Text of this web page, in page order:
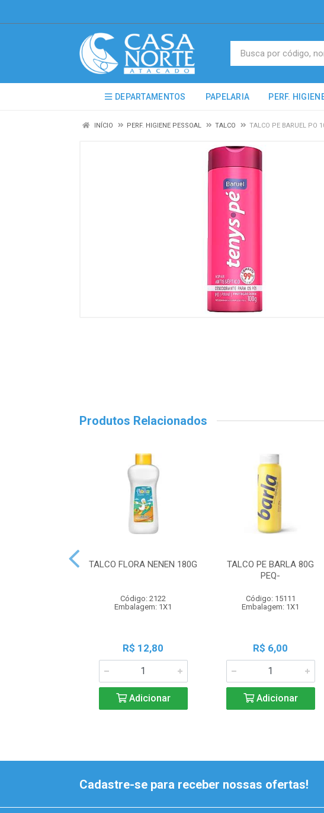
DEPARTAMENTOS PAPELARIA PERF.
INÍCIO PERF. HIGIENE PESSOAL TALCO TALCO PE BARUEL PO
Produtos Relacionados
TALCO FLORA NENEN 180G
Código: 2122
Embalagem: 1X1
R$ 12,80
Adicionar
TALCO PE BARLA 80G
PEQ-
Código: 15111
Embalagem: 1X1
R$ 6,00
Adicionar
Cadastre-se para receber nossas ofertas!